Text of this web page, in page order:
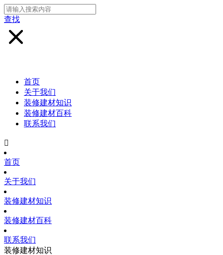
查找
首页
关于我们
装修建材知识
装修建材百科
联系我们

首页
关于我们
装修建材知识
装修建材百科
联系我们
装修建材知识